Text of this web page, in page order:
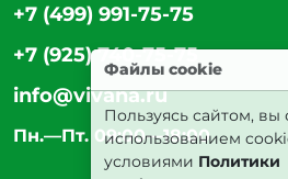
+7 (499) 991-75-75
+7 (925) 740-75-75
info@vivana.ru
Пн.—Пт. 09:00—18:00
Файлы cookie
Пользуясь сайтом, вы
использованием
условиями Политики